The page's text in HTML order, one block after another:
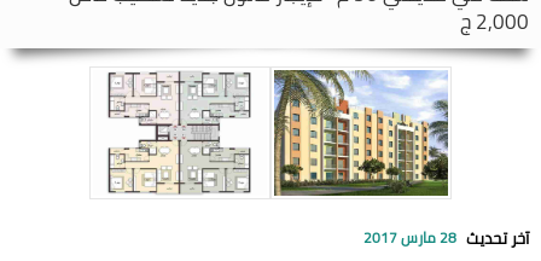
2,000 ج
آخر تحديث 28 مارس 2017